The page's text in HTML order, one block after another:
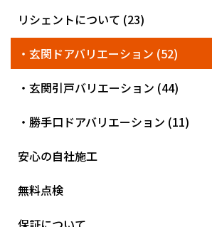
リシェントについて (23)
・玄関ドアバリエーション (52)
・玄関引戸バリエーション (44)
・勝手口ドアバリエーション (11)
安心の自社施工
無料点検